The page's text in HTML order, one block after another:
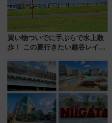
買い物ついでに手ぶらで水上散
歩！ この夏行きたい越谷レイク
ア「LAKESIDE PARK」（埼玉
県越谷市）